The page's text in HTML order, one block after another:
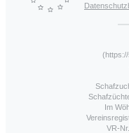
Im
VR-